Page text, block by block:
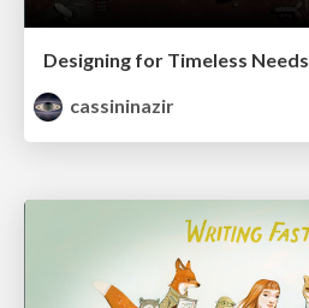
Designing for Timeless Needs
cassininazir